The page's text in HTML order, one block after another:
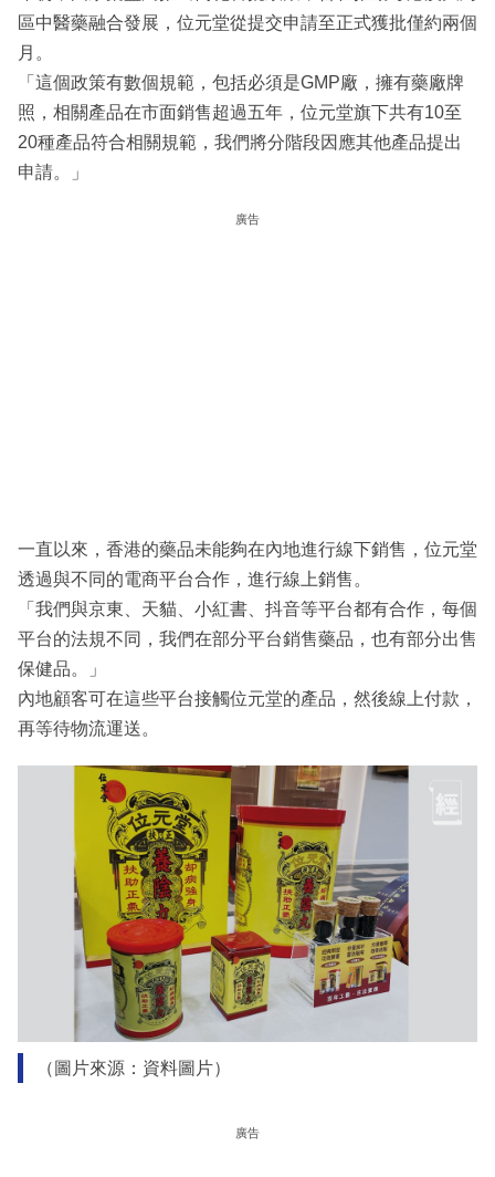
區中醫藥融合發展，位元堂從提交申請至正式獲批僅約兩個
月。
「這個政策有數個規範，包括必須是GMP廠，擁有藥廠牌
照，相關產品在市面銷售超過五年，位元堂旗下共有10至
20種產品符合相關規範，我們將分階段因應其他產品提出
申請。」
廣告
一直以來，香港的藥品未能夠在內地進行線下銷售，位元堂
透過與不同的電商平台合作，進行線上銷售。
「我們與京東、天貓、小紅書、抖音等平台都有合作，每個
平台的法規不同，我們在部分平台銷售藥品，也有部分出售
保健品。」
內地顧客可在這些平台接觸位元堂的產品，然後線上付款，
再等待物流運送。
（圖片來源：資料圖片）
廣告